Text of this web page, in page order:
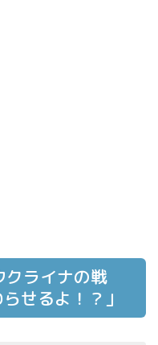
クライナの戦
せるよ！？」